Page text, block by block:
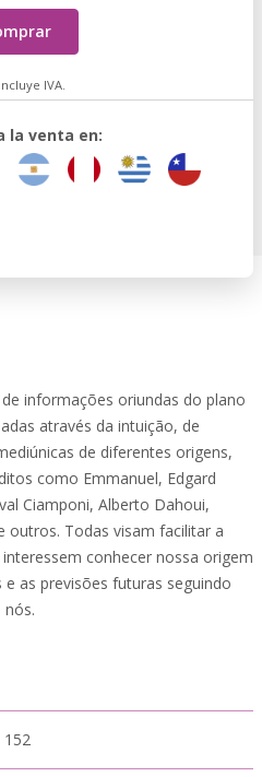
IVA.
la venta en:
informações oriundas do plano
através da intuição, de
de diferentes origens,
como Emmanuel, Edgard
Ciamponi, Alberto Dahoui,
outros. Todas visam facilitar a
conhecer nossa origem
as previsões futuras seguindo
152